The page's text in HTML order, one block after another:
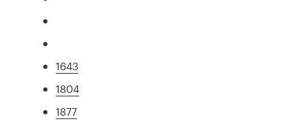
1643
1804
1877